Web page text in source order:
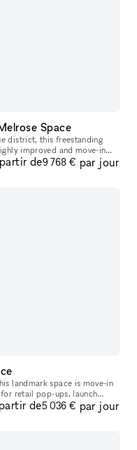
Space
district, this freestanding
improved and move-in
your next p
de9 768 € par jour
landmark space is move-in
retail pop-ups, launch
events, art galleries, and product showcases. The Melrose
de5 036 € par jour